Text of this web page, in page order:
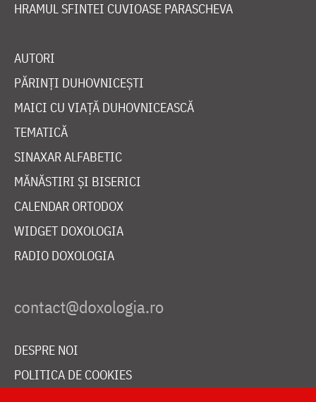
HRAMUL SFINTEI CUVIOASE PARASCHEVA
AUTORI
PĂRINȚI DUHOVNICEȘTI
MAICI CU VIAȚĂ DUHOVNICEASCĂ
TEMATICĂ
SINAXAR ALFABETIC
MĂNĂSTIRI ȘI BISERICI
CALENDAR ORTODOX
WIDGET DOXOLOGIA
RADIO DOXOLOGIA
DESPRE NOI
POLITICA DE COOKIES